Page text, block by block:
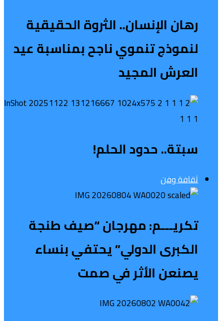
رهان الإنسان.. الثروة الحقيقية
لنموذج تنموي ناجح بمناسبة عيد
العرش المجيد
سبتة.. حدود الحلم!
ثقافة وفن
تكريـــم: مهرجان “صيف طنجة
الكبرى الدولي” يحتفي بنساء
يصنعن الأثر في صمت